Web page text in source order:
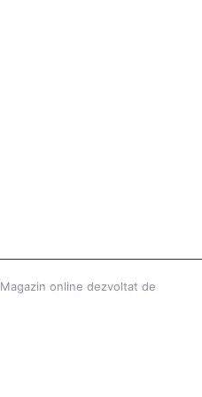
Magazin online dezvoltat de